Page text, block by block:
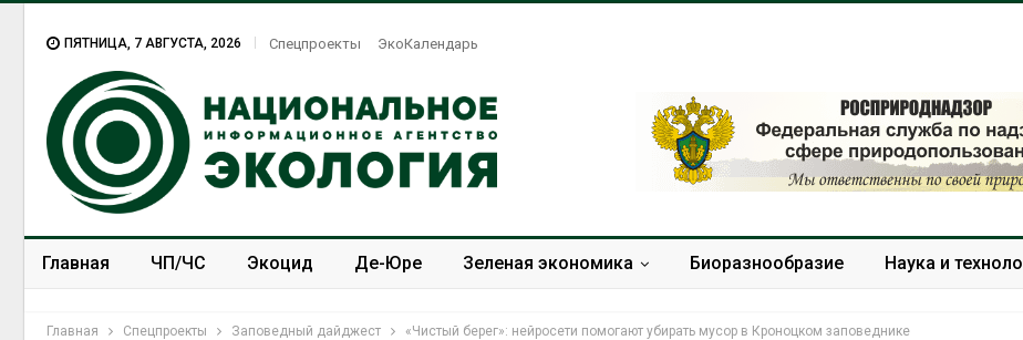
ПЯТНИЦА, 7 АВГУСТА, 2026 Спецпроекты ЭкоКалендарь
Главная ЧП/ЧС Экоцид Де-Юре Зеленая экономика Биоразнообразие Наука и
Главная Спецпроекты Заповедный дайджест «Чистый берег»: нейросети помогают убирать мусор в Кроноцком заповеднике